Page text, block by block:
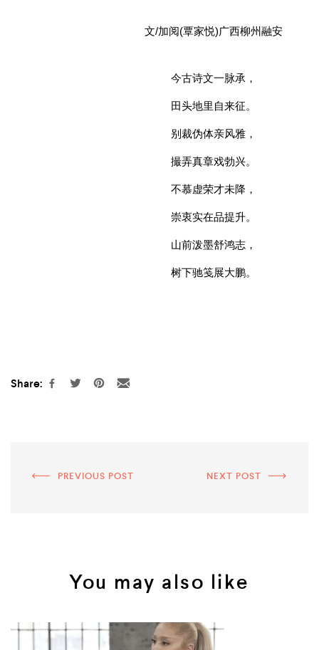
文/加阅(覃家悦)广西柳州融安
今古诗文一脉承，
田头地里自来征。
别裁伪体亲风雅，
撮弄真章戏勃兴。
不慕虚荣才未降，
崇衷实在品提升。
山前泼墨舒鸿志，
树下驰笺展大鹏。
Share:
PREVIOUS POST NEXT POST
You may also like